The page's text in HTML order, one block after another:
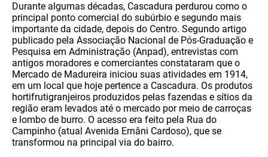
Durante algumas décadas, Cascadura perdurou como o
principal ponto comercial do subúrbio e segundo mais
importante da cidade, depois do Centro. Segundo artigo
publicado pela Associação Nacional de Pós-Graduação e
Pesquisa em Administração (Anpad), entrevistas com
antigos moradores e comerciantes constataram que o
Mercado de Madureira iniciou suas atividades em 1914,
em um local que hoje pertence a Cascadura. Os produtos
hortifrutigranjeiros produzidos pelas fazendas e sítios da
região eram levados até o mercado por meio de carroças
e lombo de burro. O acesso era feito pela Rua do
Campinho (atual Avenida Ernâni Cardoso), que se
transformou na principal via do bairro.